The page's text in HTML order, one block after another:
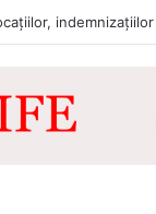
de minuni a Maicii